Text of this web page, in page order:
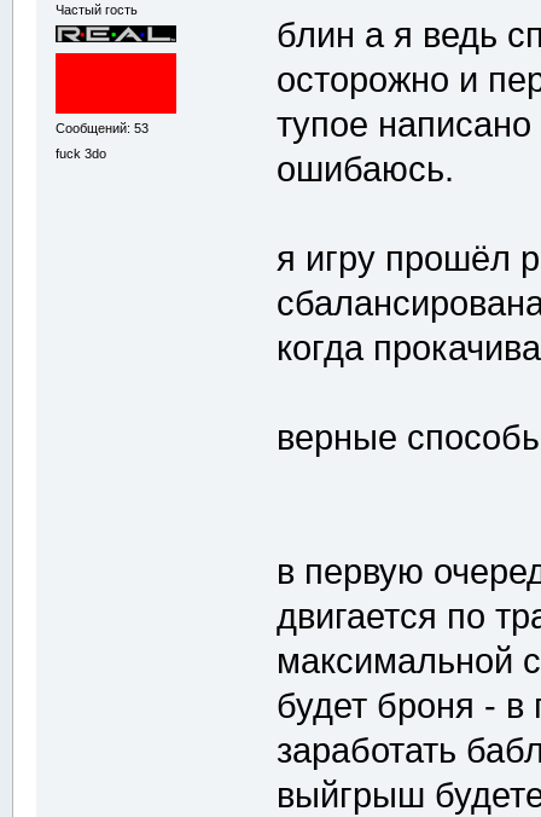
Частый гость
Сообщений: 53
fuck 3do
блин а я ведь
осторожно и
тупое
ошибаюсь.
я игру прошёл
когда
верные
в первую
двигается по
максимальной
будет броня -
заработать
выйгрыш